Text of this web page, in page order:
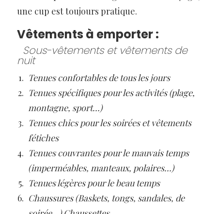
une cup est toujours pratique.
Vêtements à emporter :
Sous-vêtements et vêtements de
nuit
Tenues confortables de tous les jours
Tenues spécifiques pour les activités (plage,
montagne, sport…)
Tenues chics pour les soirées et vêtements
fétiches
Tenues couvrantes pour le mauvais temps
(imperméables, manteaux, polaires…)
Tenues légères pour le beau temps
Chaussures (Baskets, tongs, sandales, de